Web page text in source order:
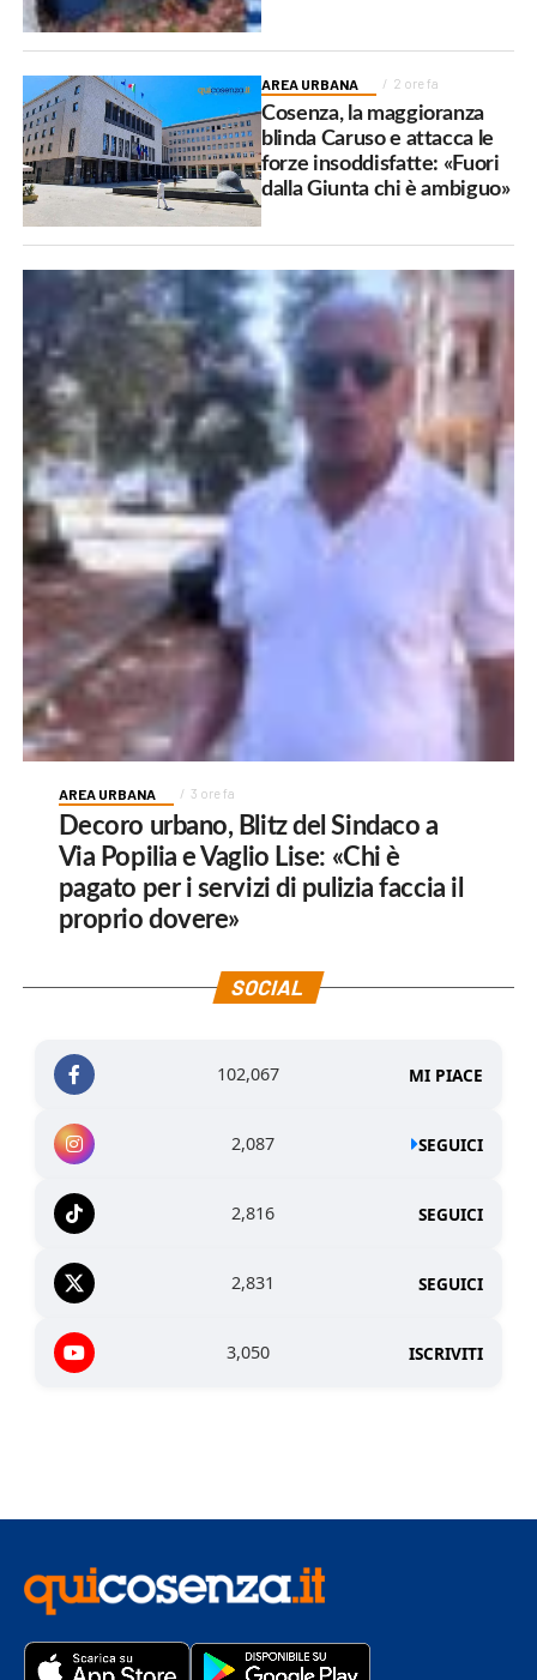
AREA URBANA 2 ore fa
Cosenza, la maggioranza
blinda Caruso e attacca le
forze insoddisfatte: «Fuori
dalla Giunta chi è ambiguo»
AREA URBANA 3 ore fa
Decoro urbano, Blitz del Sindaco a
Via Popilia e Vaglio Lise: «Chi è
pagato per i servizi di pulizia faccia il
proprio dovere»
SOCIAL
102,067 MI PIACE
2,087 SEGUICI
2,816 SEGUICI
2,831 SEGUICI
3,050 ISCRIVITI